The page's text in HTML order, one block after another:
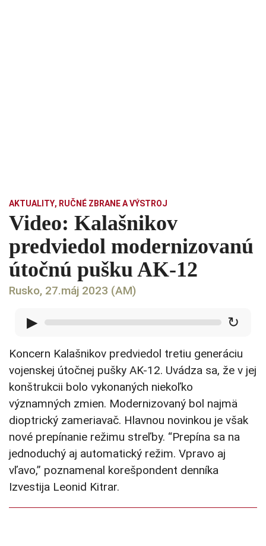
AKTUALITY, RUČNÉ ZBRANE A VÝSTROJ
Video: Kalašnikov
predviedol modernizovanú
útočnú pušku AK-12
Rusko, 27.máj 2023 (AM)
▶ ↻
Koncern Kalašnikov predviedol tretiu generáciu
vojenskej útočnej pušky AK-12. Uvádza sa, že v jej
konštrukcii bolo vykonaných niekoľko
významných zmien. Modernizovaný bol najmä
dioptrický zameriavač. Hlavnou novinkou je však
nové prepínanie režimu streľby. “Prepína sa na
jednoduchý aj automatický režim. Vpravo aj
vľavo,” poznamenal korešpondent denníka
Izvestija Leonid Kitrar.